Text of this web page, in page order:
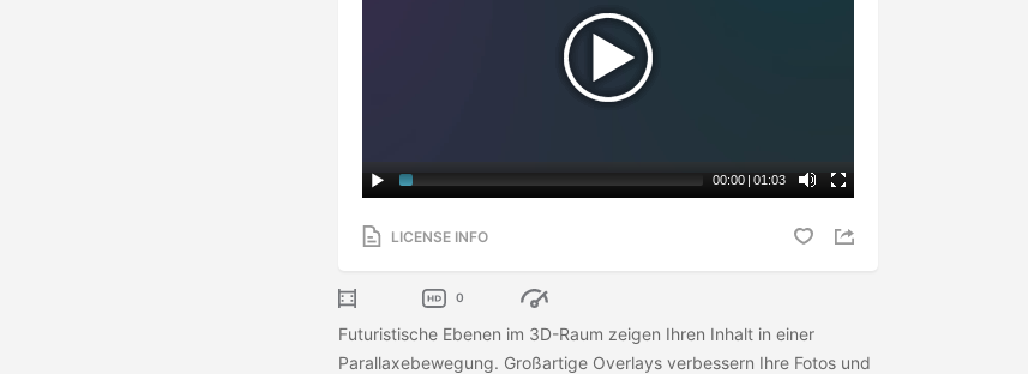
00:00 | 01:03
LICENSE INFO
0
Futuristische Ebenen im 3D-Raum zeigen Ihren Inhalt in einer
Parallaxebewegung. Großartige Overlays verbessern Ihre Fotos und